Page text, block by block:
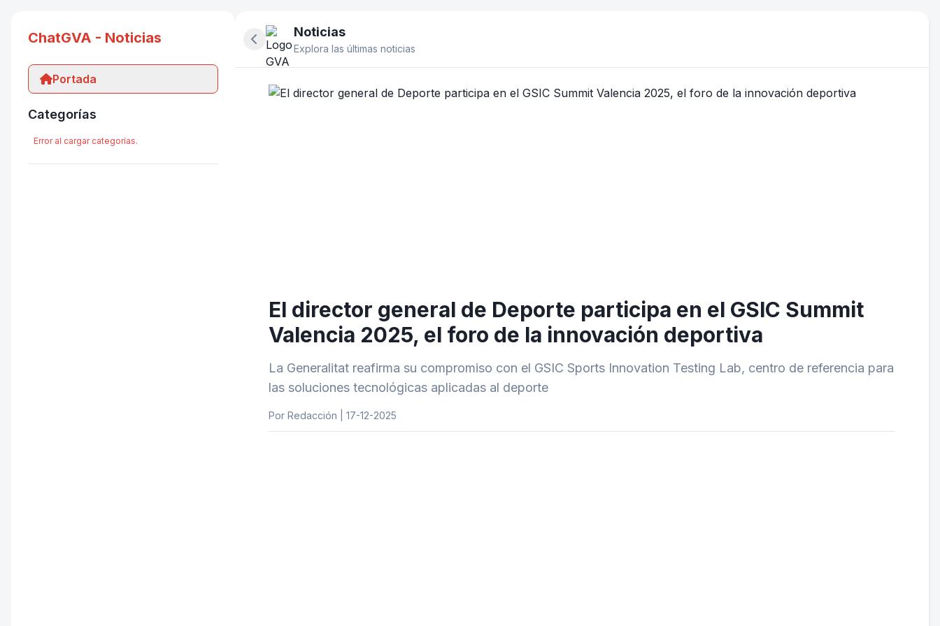
ChatGVA - Noticias
Portada
Categorías
Error al cargar categorías.
Ocultar panel lateral
Noticias
Explora las últimas noticias
El director general de Deporte participa en el GSIC Summit
Valencia 2025, el foro de la innovación deportiva
La Generalitat reafirma su compromiso con el GSIC Sports Innovation Testing Lab, centro de referencia para
las soluciones tecnológicas aplicadas al deporte
Por Redacción | 17-12-2025